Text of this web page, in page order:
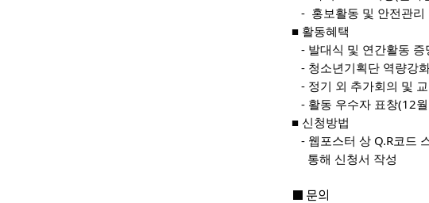
   -  홍보활동 및 안전관리
■ 활동혜택
- 발대식 및 연간활동
- 청소년기획단 역량
- 정기 외 추가회의
- 활동 우수자 표창(12
■ 신청방법
- 웹포스터 상 Q.R코드
     통해 신청서 작성
■ 문의